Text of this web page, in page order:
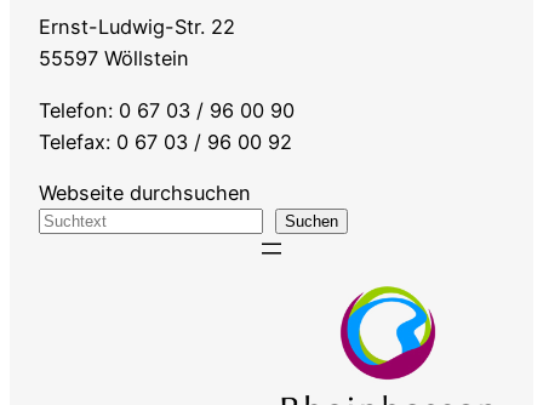
Ernst-Ludwig-Str. 22
55597 Wöllstein
Telefon: 0 67 03 / 96 00 90
Telefax: 0 67 03 / 96 00 92
Webseite durchsuchen
Suchen